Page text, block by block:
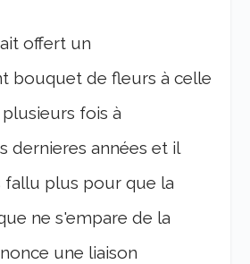
offert un
bouquet de fleurs à celle
fois à
dernieres années et il
fallu plus pour que la
ne s'empare de la
une liaison